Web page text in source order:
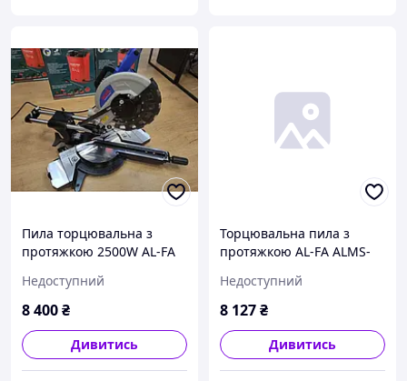
Пила торцювальна з
протяжкою 2500W AL-FA
Торцовка з протяжкою
Протяжка 300 мм
Недоступний
8 400₴
Дивитись
Торцювальна пила з
протяжкою AL-FA ALMS-
Недоступний
8 127₴
Дивитись